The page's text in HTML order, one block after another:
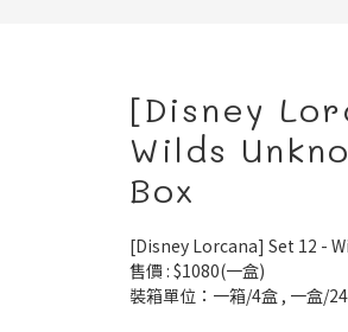
[Disney
Wilds
Box
[Disney Lorcana] Set 12 -
售價 : $1080(一盒)
裝箱單位：一箱/4盒 , 一盒/